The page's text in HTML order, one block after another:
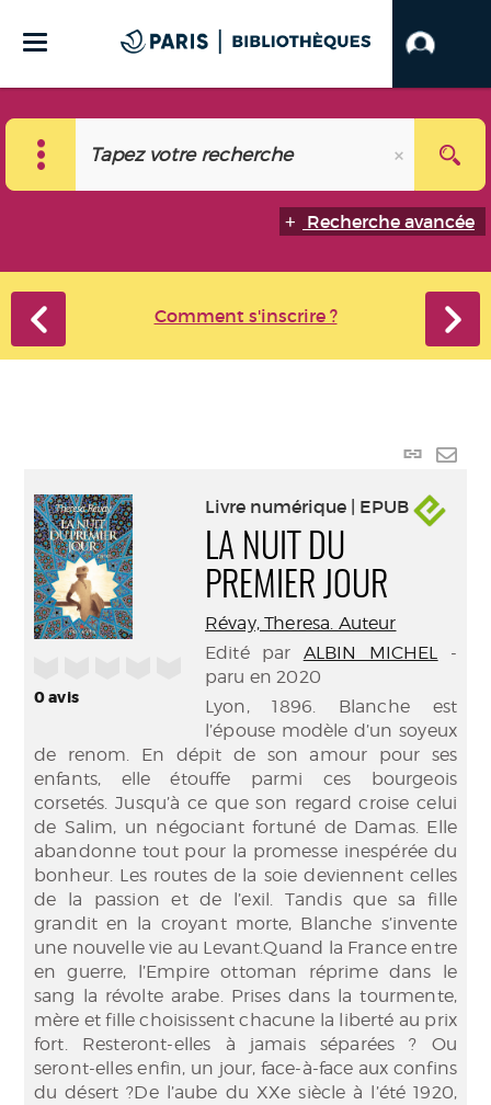
Recherche avancée
Comment s'inscrire ?
Lien
0avis
Livre numérique | EPUB
LA NUIT DU
PREMIER JOUR
Révay, Theresa. Auteur
Edité par ALBIN MICHEL -
paru en 2020
Lyon, 1896. Blanche est
l’épouse modèle d’un soyeux
de renom. En dépit de son amour pour ses
enfants, elle étouffe parmi ces bourgeois
corsetés. Jusqu’à ce que son regard croise celui
de Salim, un négociant fortuné de Damas. Elle
abandonne tout pour la promesse inespérée du
bonheur. Les routes de la soie deviennent celles
de la passion et de l’exil. Tandis que sa fille
grandit en la croyant morte, Blanche s’invente
une nouvelle vie au Levant.Quand la France entre
en guerre, l’Empire ottoman réprime dans le
sang la révolte arabe. Prises dans la tourmente,
mère et fille choisissent chacune la liberté au prix
fort. Resteront-elles à jamais séparées ? Ou
seront-elles enfin, un jour, face-à-face aux confins
du désert ?De l’aube du XXe siècle à l’été 1920,